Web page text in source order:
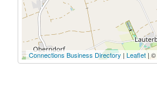
Connections Business Directory |Leaflet | ©